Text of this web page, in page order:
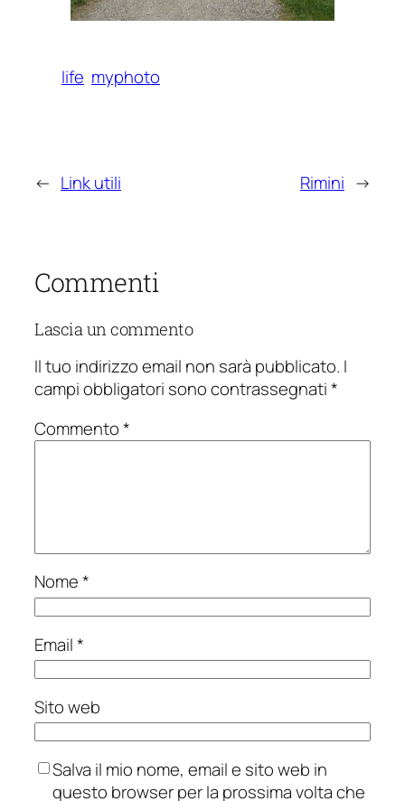
life myphoto
← Link utili Rimini →
Commenti
Lascia un commento
Il tuo indirizzo email non sarà pubblicato. I
campi obbligatori sono contrassegnati*
Commento*
Nome*
Email*
Sito web
Salva il mio nome, email e sito web in
questo browser per la prossima volta che